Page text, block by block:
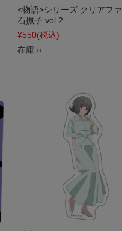
<物語>シリーズ クリアフ
石撫子 vol.2
¥550(税込)
在庫 ○